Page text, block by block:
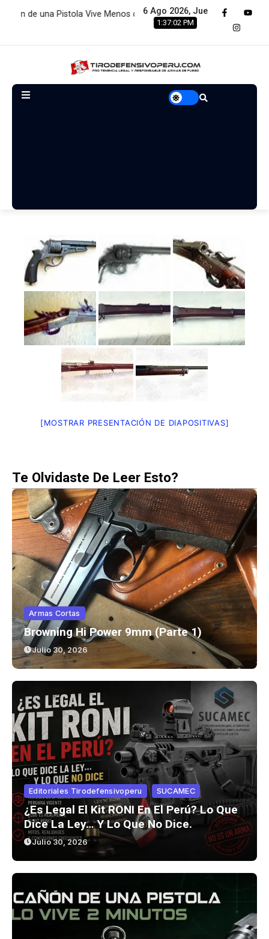
Menos de 2 Minutos:… Estamos renovando servidores
6 Ago 2026, Jue
1:37:03 PM
[MOSTRAR PRESENTACIÓN DE DIAPOSITIVAS]
Te Olvidaste De Leer Esto?
Armas Cortas
Browning Hi Power 9mm (parte 1)
Julio 30, 2026
Editoriales Tirodefensivoperu SUCAMEC
¿Es Legal El Kit RONI En El Perú? Lo Que
Dice La Ley… Y Lo Que No Dice.
Julio 30, 2026